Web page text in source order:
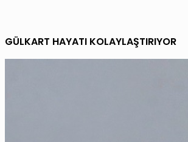
GÜLKART HAYATI KOLAYLAŞTIRIYOR